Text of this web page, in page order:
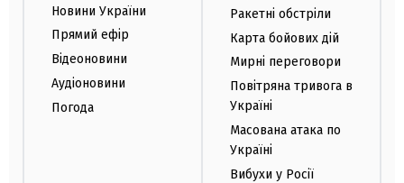
Новини України
Прямий ефір
Відеоновини
Аудіоновини
Погода
Ракетні обстріли
Карта бойових дій
Мирні переговори
Повітряна тривога в
Україні
Масована атака по
Україні
Вибухи у Росії